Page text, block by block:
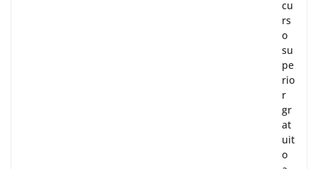
cu
rs
o
su
pe
rio
r
gr
at
uit
o